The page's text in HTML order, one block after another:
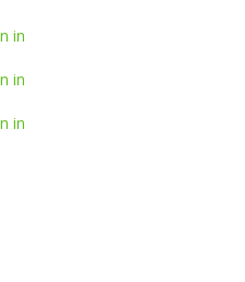
in
in
in